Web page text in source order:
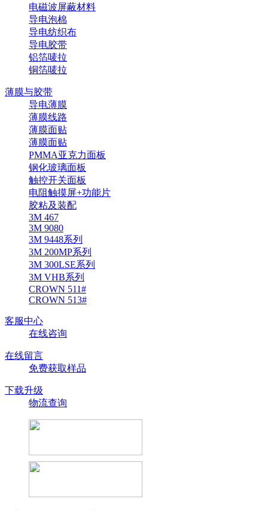
电磁波屏蔽材料
导电泡棉
导电纺织布
导电胶带
铝箔唛拉
铜箔唛拉
薄膜与胶带
导电薄膜
薄膜线路
薄膜面贴
薄膜面贴
PMMA亚克力面板
钢化玻璃面板
触控开关面板
电阻触摸屏+功能片
胶粘及装配
3M 467
3M 9080
3M 9448系列
3M 200MP系列
3M 300LSE系列
3M VHB系列
CROWN 511#
CROWN 513#
客服中心
在线咨询
在线留言
免费获取样品
下载升级
物流查询